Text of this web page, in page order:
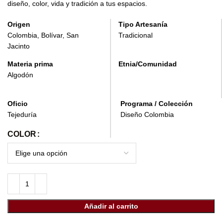
diseño, color, vida y tradición a tus espacios.
Origen
Colombia, Bolívar, San
Jacinto
Materia prima
Algodón
Tipo Artesanía
Tradicional
Etnia/Comunidad
Oficio
Tejeduría
Programa / Colección
Diseño Colombia
COLOR
Añadir al carrito